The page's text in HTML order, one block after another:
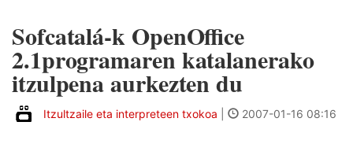
Sofcatalá-k OpenOffice
2.1programaren katalanerako
itzulpena aurkezten du
Itzultzaile eta interpreteen txokoa 2007-01-16 08:16